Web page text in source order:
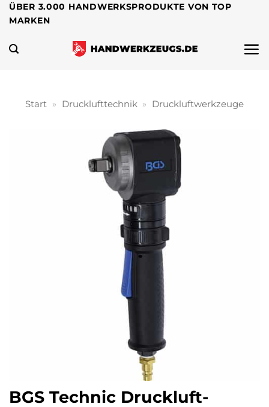
Zum
Inhalt
springen
ÜBER 3.000 HANDWERKSPRODUKTE VON TOP
MARKEN
Start » Drucklufttechnik » Druckluftwerkzeuge
BGS Technic Druckluft-